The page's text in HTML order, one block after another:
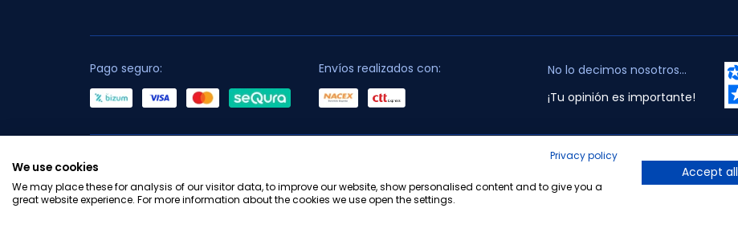
Pago seguro: Envíos realizados con:
No lo decimos nosotros...
¡Tu opinión es importante!
Copyright © 2010-2026 Farmacia Barata S.L. Todos los derechos reservados.
Privacy policy
We use cookies
We may place these for analysis of our visitor data, to improve our website, show personalised content and to give you a
great website experience. For more information about the cookies we use open the settings.
Accept all